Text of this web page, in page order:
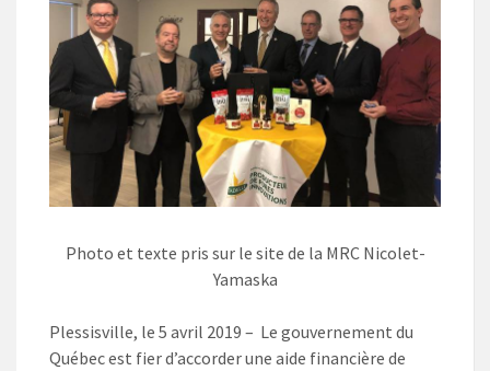
Photo et texte pris sur le site de la MRC Nicolet-
Yamaska
Plessisville, le 5 avril 2019 – Le gouvernement du
Québec est fier d’accorder une aide financière de